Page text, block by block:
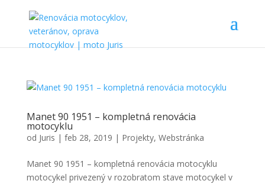
Manet 90 1951 – kompletná renovácia
motocyklu
od Juris | feb 28, 2019 | Projekty, Webstránka
Manet 90 1951 – kompletná renovácia motocyklu
motocykel privezený v rozobratom stave motocykel v